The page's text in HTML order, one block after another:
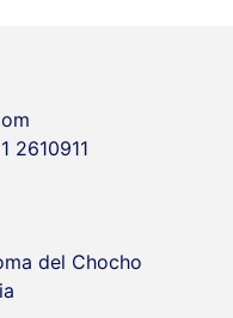
2610911
del Chocho